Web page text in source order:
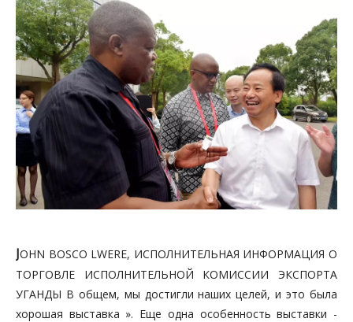
JOHN BOSCO LWERE, ИСПОЛНИТЕЛЬНАЯ ИНФОРМАЦИЯ О
ТОРГОВЛЕ ИСПОЛНИТЕЛЬНОЙ КОМИССИИ ЭКСПОРТА
УГАНДЫ В общем, мы достигли наших целей, и это была
хорошая выставка ». Еще одна особенность выставки -